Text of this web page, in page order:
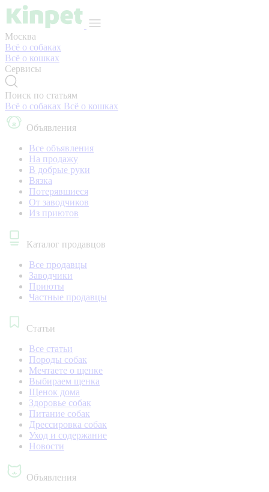
Москва
Всё о собаках
Всё о кошках
Сервисы
Поиск по статьям
Всё о собаках Всё о кошках
Объявления
Все объявления
На продажу
В добрые руки
Вязка
Потерявшиеся
От заводчиков
Из приютов
Каталог продавцов
Все продавцы
Заводчики
Приюты
Частные продавцы
Статьи
Все статьи
Породы собак
Мечтаете о щенке
Выбираем щенка
Щенок дома
Здоровье собак
Питание собак
Дрессировка собак
Уход и содержание
Новости
Объявления